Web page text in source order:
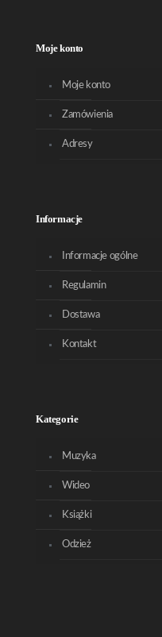
Moje konto
Moje konto
Zamówienia
Adresy
Informacje
Informacje ogólne
Regulamin
Dostawa
Kontakt
Kategorie
Muzyka
Wideo
Książki
Odzież